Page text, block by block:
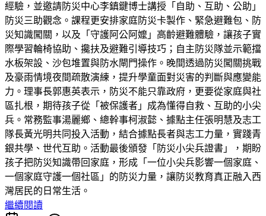
經驗，並邀請防災中心李鎮鍵博士講授「自助、互助、公助」
防災三助觀念。課程更安排家庭防災卡製作、緊急避難包、防
災知識闖關，以及「守護阿公阿嬤」高齡避難體驗，讓孩子實
際學習輪椅協助、攙扶及避難引導技巧；自主防災隊並示範擋
水板架設、沙包堆置與防水閘門操作。晚間透過防災闖關挑戰
及豪雨情境夜間疏散演練，提升學童面對災害的判斷與應變能
力。理事長郭惠英表示，防災不能只靠政府，更要從家庭與社
區扎根，期待孩子從「被保護者」成為懂得自救、互助的小尖
兵。常務監事湯麗鄉、總幹事柯淑懿、據點主任張明慧及志工
隊長黃光明共同投入活動，結合據點長者與志工力量，實踐青
銀共學、世代互助。活動最後頒發「防災小尖兵證書」，期盼
孩子把防災知識帶回家庭，形成「一位小尖兵影響一個家庭、
一個家庭守護一個社區」的防災力量，讓防災教育真正融入西
灣居民的日常生活。
繼續閱讀